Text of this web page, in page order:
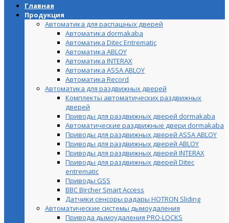
Главная
Продукция
Автоматика для распашных дверей
Автоматика dormakaba
Автоматика Ditec Entrematic
Автоматика ABLOY
Автоматика INTERAX
Автоматика ASSA ABLOY
Автоматика Record
Автоматика для раздвижных дверей
Комплекты автоматических раздвижных
дверей
Приводы для раздвижных дверей dormakaba
Автоматические раздвижные двери dormakaba
Приводы для раздвижных дверей ASSA ABLOY
Приводы для раздвижных дверей ABLOY
Приводы для раздвижных дверей INTERAX
Приводы для раздвижных дверей Ditec
entrematic
Приводы GSS
BBC Bircher Smart Access
Датчики сенсоры радары HOTRON Sliding
Автоматические системы дымоудаления
Привода дымоудаления PRO-LOCKS